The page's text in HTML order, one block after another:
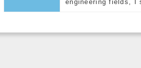
engineering fields, I